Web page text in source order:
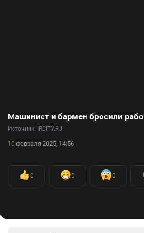
Источник: IRCITY.RU
10 февраля 2025, 14:56
0 0 0